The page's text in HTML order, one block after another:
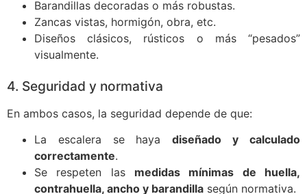
Barandillas decoradas o más robustas.
Zancas vistas, hormigón, obra, etc.
Diseños clásicos, rústicos o más “pesados”
visualmente.
4. Seguridad y normativa
En ambos casos, la seguridad depende de que:
La escalera se hayadiseñado y calculado
correctamente.
Se respeten las medidas mínimas de huella,
contrahuella, ancho y barandilla según normativa.